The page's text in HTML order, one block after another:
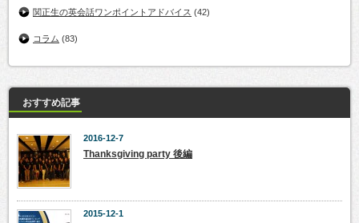
関正生の英会話ワンポイントアドバイス (42)
コラム (83)
おすすめ記事
2016-12-7
Thanksgiving party 後編
2015-12-1